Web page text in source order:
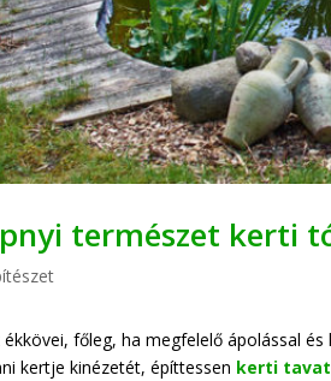
természet kerti
főleg, ha megfelelő ápolással
kertje kinézetét, építtessen kerti